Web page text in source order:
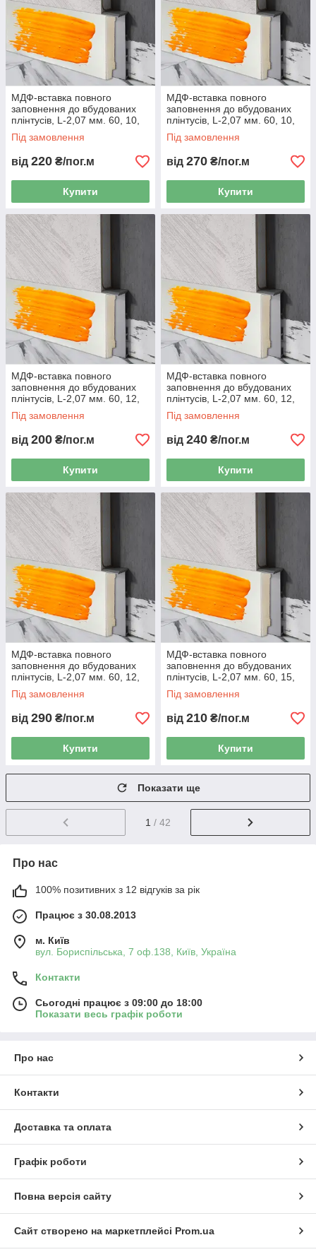
МДФ-вставка повного
заповнення до вбудованих
плінтусів, L-2,07 мм. 60, 10,
RAL/NCS
Під замовлення
від 220 ₴/пог.м
Купити
МДФ-вставка повного
заповнення до вбудованих
плінтусів, L-2,07 мм. 60, 10,
Металік
Під замовлення
від 270 ₴/пог.м
Купити
МДФ-вставка повного
заповнення до вбудованих
плінтусів, L-2,07 мм. 60, 12,
Ґрунтовка
Під замовлення
від 200 ₴/пог.м
Купити
МДФ-вставка повного
заповнення до вбудованих
плінтусів, L-2,07 мм. 60, 12,
RAL/NCS
Під замовлення
від 240 ₴/пог.м
Купити
МДФ-вставка повного
заповнення до вбудованих
плінтусів, L-2,07 мм. 60, 12,
Металік
Під замовлення
від 290 ₴/пог.м
Купити
МДФ-вставка повного
заповнення до вбудованих
плінтусів, L-2,07 мм. 60, 15,
Ґрунтовка
Під замовлення
від 210 ₴/пог.м
Купити
Показати ще
1 / 42
Про нас
100% позитивних з 12 відгуків за рік
Працює з 30.08.2013
м. Київ
вул. Бориспільська, 7 оф.138, Київ, Україна
Контакти
Сьогодні працює з 09:00 до 18:00
Показати весь графік роботи
Про нас
Контакти
Доставка та оплата
Графік роботи
Повна версія сайту
Сайт створено на маркетплейсі Prom.ua